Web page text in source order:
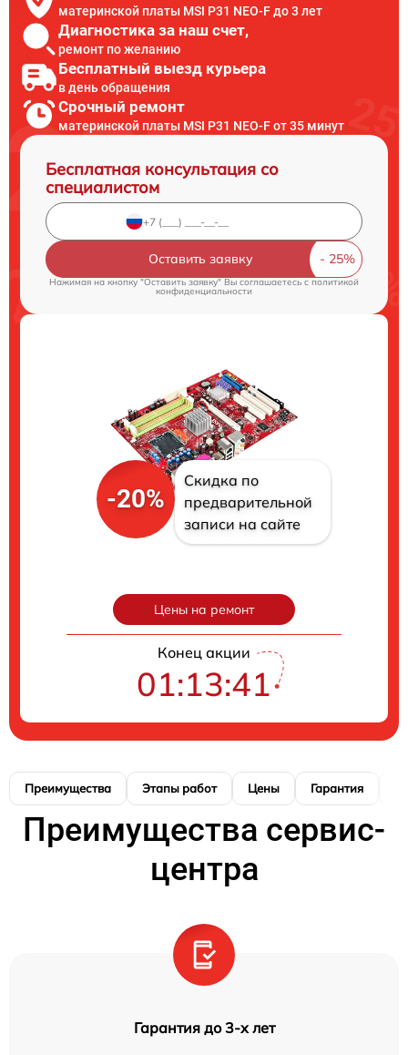
материнской платы MSI P31 NEO-F до 3 лет
Диагностика за наш счет,
ремонт по желанию
Бесплатный выезд курьера
в день обращения
Срочный ремонт
материнской платы MSI P31 NEO-F от 35 минут
Бесплатная консультация со
специалистом
Оставить заявку
Нажимая на кнопку "Оставить заявку" Вы соглашаетесь cполитикой
конфиденциальности
-20%
Скидка по
предварительной
записи на сайте
Цены на ремонт
Конец акции
01:13:40
Преимущества Этапы работ Цены Гарантия
Преимущества сервис-
центра
Гарантия до 3-х лет